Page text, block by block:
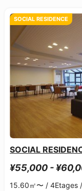
SOCIAL RESIDENCE
SOCIAL
¥55,000 -
15.60㎡〜 /4Etages